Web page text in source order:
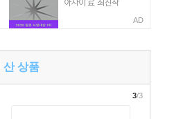
AD
산 상품
3/3